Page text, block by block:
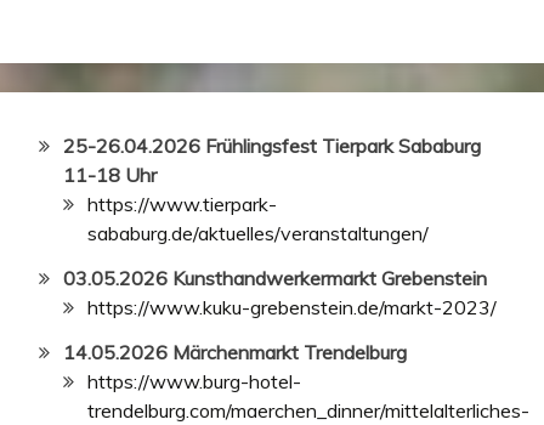
25-26.04.2026 Frühlingsfest Tierpark Sababurg
11-18 Uhr
https://www.tierpark-
sababurg.de/aktuelles/veranstaltungen/
03.05.2026 Kunsthandwerkermarkt Grebenstein
https://www.kuku-grebenstein.de/markt-2023/
14.05.2026 Märchenmarkt Trendelburg
https://www.burg-hotel-
trendelburg.com/maerchen_dinner/mittelalterliches-